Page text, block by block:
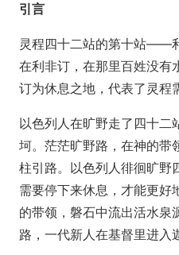
引言
灵程四十二站的第十站——
在利非订，在那里百姓没有
订为休息之地，代表了灵程
以色列人在旷野走了四十二
坷。茫茫旷野路，在神的带
柱引路。以色列人徘徊旷野
需要停下来休息，才能更好
的带领，磐石中流出活水泉
路，一代新人在基督里进入